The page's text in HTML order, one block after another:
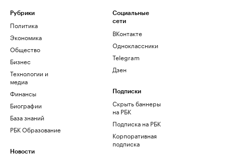
Рубрики
Политика
Экономика
Общество
Бизнес
Технологии и
медиа
Финансы
Биографии
База знаний
РБК Образование
Новости
Социальные
сети
ВКонтакте
Одноклассники
Telegram
Дзен
Подписки
Скрыть баннеры
на РБК
Подписка на РБК
Корпоративная
подписка